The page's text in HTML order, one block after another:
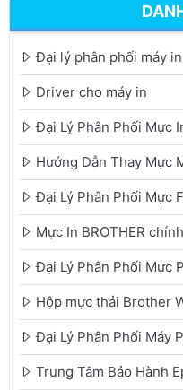
Đại lý phân phối máy
Driver cho máy in
Đại Lý Phân Phối Mực
Hướng Dẫn Thay Mực
Đại Lý Phân Phối Mực
Mực In BROTHER
Đại Lý Phân Phối Mực
Hộp mực thải Brother
Đại Lý Phân Phối Máy
Trung Tâm Bảo Hành